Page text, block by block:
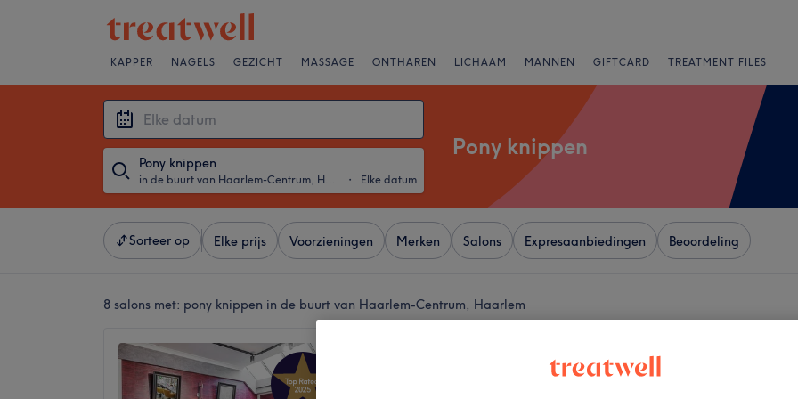
KAPPER NAGELS GEZICHT MASSAGE ONTHAREN LICHAAM MANNEN GIFTCARD TREATMENT FILES
Pony knippen
in de buurt van Haarlem-Centrum, Haarlem ・ Elke datum
Pony knippen
Sorteer op Elke prijs Voorzieningen Merken Salons Expresaanbiedingen Beoordeling
8 salons met: pony knippen in de buurt van Haarlem-Centrum, Haarlem
+
−